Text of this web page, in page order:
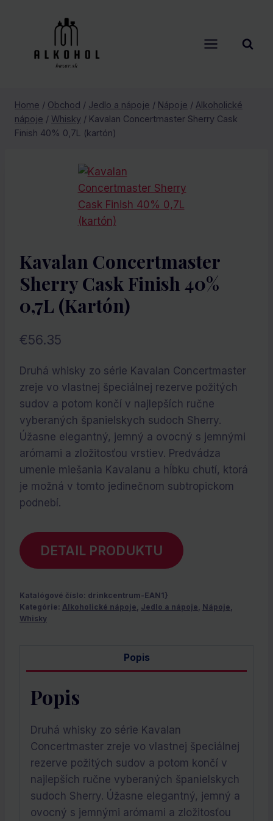
Home / Obchod / Jedlo a nápoje / Nápoje / Alkoholické
nápoje / Whisky / Kavalan Concertmaster Sherry Cask
Finish 40% 0,7L (kartón)
Kavalan Concertmaster
Sherry Cask Finish 40%
0,7L (kartón)
€56.35
Druhá whisky zo série Kavalan Concertmaster
zreje vo vlastnej špeciálnej rezerve požitých
sudov a potom končí v najlepších ručne
vyberaných španielskych sudoch Sherry.
Úžasne elegantný, jemný a ovocný s jemnými
arómami a zložitosťou vrstiev. Predvádza
umenie miešania Kavalanu a hĺbku chutí, ktorá
je možná v tomto jedinečnom subtropickom
podnebí.
DETAIL PRODUKTU
Katalógové číslo: drinkcentrum-EAN1}
Kategórie: Alkoholické nápoje, Jedlo a nápoje, Nápoje,
Whisky
Popis
Popis
Druhá whisky zo série Kavalan
Concertmaster zreje vo vlastnej špeciálnej
rezerve požitých sudov a potom končí v
najlepších ručne vyberaných španielskych
sudoch Sherry. Úžasne elegantný, jemný a
ovocný s jemnými arómami a zložitosťou